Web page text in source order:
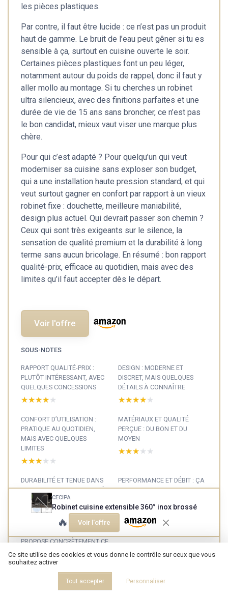
les pièces plastiques.
Par contre, il faut être lucide : ce n’est pas un produit
haut de gamme. Le bruit de l’eau peut gêner si tu es
sensible à ça, surtout en cuisine ouverte le soir.
Certaines pièces plastiques font un peu léger,
notamment autour du poids de rappel, donc il faut y
aller mollo au montage. Si tu cherches un robinet
ultra silencieux, avec des finitions parfaites et une
durée de vie de 15 ans sans broncher, ce n’est pas
le bon candidat, mieux vaut viser une marque plus
chère.
Pour qui c’est adapté ? Pour quelqu’un qui veut
moderniser sa cuisine sans exploser son budget,
qui a une installation haute pression standard, et qui
veut surtout gagner en confort par rapport à un vieux
robinet fixe : douchette, meilleure maniabilité,
design plus actuel. Qui devrait passer son chemin ?
Ceux qui sont très exigeants sur le silence, la
sensation de qualité premium et la durabilité à long
terme sans aucun bricolage. En résumé : bon rapport
qualité-prix, efficace au quotidien, mais avec des
limites qu’il faut accepter dès le départ.
Voir l'offre
SOUS-NOTES
RAPPORT QUALITÉ-PRIX :
PLUTÔT INTÉRESSANT, AVEC
QUELQUES CONCESSIONS
★★★★★
★★★★★
DESIGN : MODERNE ET
DISCRET, MAIS QUELQUES
DÉTAILS À CONNAÎTRE
★★★★★
★★★★★
CONFORT D’UTILISATION :
PRATIQUE AU QUOTIDIEN,
MAIS AVEC QUELQUES
LIMITES
★★★★★
★★★★★
MATÉRIAUX ET QUALITÉ
PERÇUE : DU BON ET DU
MOYEN
★★★★★
★★★★★
DURABILITÉ ET TENUE DANS
LE TEMPS : CORRECT, MAIS À
SURVEILLER
★★★★★
★★★★★
PERFORMANCE ET DÉBIT : ÇA
MARCHE, MAIS PAS HYPER
★★★★★
★★★★★
PRÉSENTATION : CE QUE
PROPOSE CONCRÈTEMENT CE
ROBINET CECIPA
★★★★★
★★★★★
CECIPA
Robinet cuisine extensible 360° inox brossé
🔥 Voir l'offre
Ce site utilise des cookies et vous donne le contrôle sur ceux que vous
souhaitez activer
Tout accepter Personnaliser